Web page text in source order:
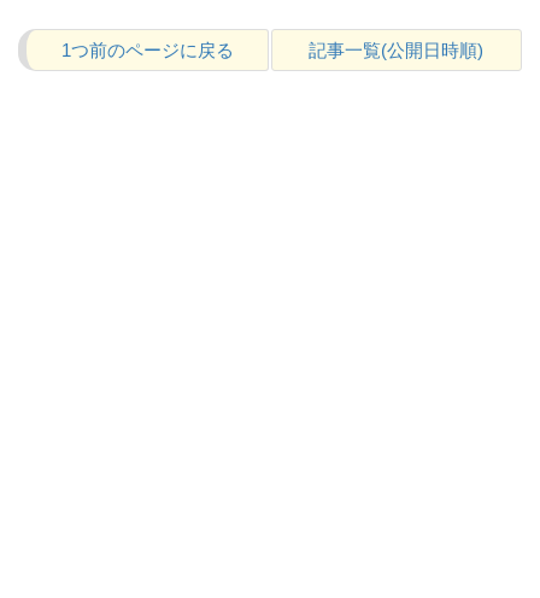
1つ前のページに戻る 記事一覧(公開日時順)